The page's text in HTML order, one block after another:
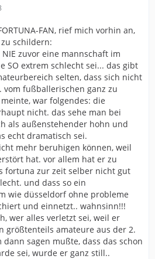
FAN, rief mich vorhin an,
schildern:
zuvor eine mannschaft im
SO extrem schlecht sei... das gibt
selten, dass sich nicht
fußballerischen ganz zu
war folgendes: die
nicht. das sehe man bei
als außenstehender hohn und
echt dramatisch sei.
mehr beruhigen können, weil
hat. vor allem hat er zu
fortuna zur zeit selber nicht gut
und dass so ein
wie düsseldorf ohne probleme
und einnetzt.. wahnsinn!!!
wer alles verletzt sei, weil er
größtenteils amateure aus der 2.
sagen mußte, dass das schon
sei, wurde er ganz still..